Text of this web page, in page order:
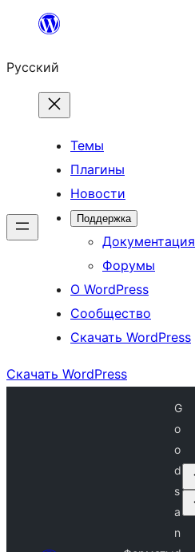
Перейти
содержимому
Русский
Темы
Плагины
Новости
Поддержка
Документация
Форумы
О WordPress
Сообщество
Скачать WordPress
Скачать WordPress
G
o
o
d
s
a
n